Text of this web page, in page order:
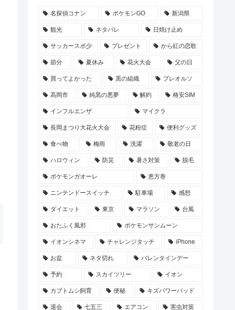
名探偵コナン ポケモンGO 新潟県
観光 ネタバレ 日焼け止め
サッカースポ少 プレゼント から紅の恋歌
節分 夏休み 花火大会 父の日
買ってよかった 黒の組織 プレオルソ
高岡市 純黒の悪夢 解約 格安SIM
インフルエンザ マイクラ
長岡まつり大花火大会 花粉症 便利グッズ
食べ物 梅雨 洗濯 敬老の日
ハロウィン 防災 暑さ対策 脱毛
ポケモンガオーレ 恵方巻
ニンテンドースイッチ 駐車場 感想
ダイエット 東京 マラソン 台風
おたふく風邪 ポケモンサンムーン
イオンシネマ チャレンジタッチ iPhone
お盆 ネタ切れ バレンタインデー
予約 スカイツリー イオン
カブトムシ飼育 便秘 キズパワーパッド
退会 七五三 エアコン 害虫対策